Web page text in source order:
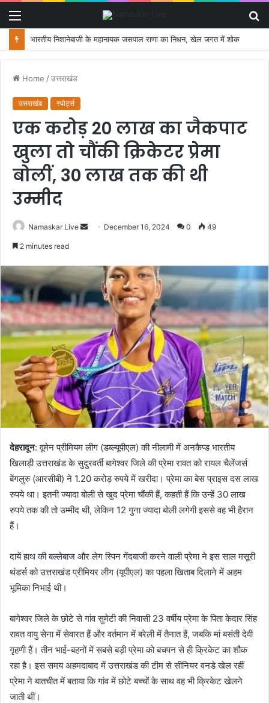
सुभारती विश्वविधालय में ‘बर्ड्स ऑफ उत्तराखंड’ प्रदर्शनी बनी आकर्षण का केंद्र, छात्रों को मिला मार्गदर्शन
Home /उत्तराखंड
उत्तराखंड स्पोर्ट्स
एक करोड़ 20 लाख का जैकपाट
खुला तो चौंकी क्रिकेटर प्रेमा
बोलीं, 30 लाख तक की थी
उम्मीद
Namaskar Live
a
e
m
a
i
l
December 16, 2024 0 49
2 minutes read
देहरादून: वूमेन प्रीमियम लीग (डब्ल्यूपीएल) की नीलामी में अनकैप्ड भारतीय
खिलाड़ी उत्तराखंड के सुदुरवर्ती बागेश्वर जिले की प्रेमा रावत को रायल चैलेंजर्स
बेंगलुरु (आरसीबी) ने 1.20 करोड़ रुपये में खरीदा। प्रेमा का बेस प्राइस दस लाख
रुपये था। इतनी ज्यादा बोली से खुद प्रेमा चौंकी हैं, कहती हैं कि उन्हें 30 लाख
रुपये तक की तो उम्मीद थी, लेकिन 12 गुना ज्यादा बोली लगेगी इससे वह भी हैरान
हैं।
दायें हाथ की बल्लेबाज और लेग स्पिन गेंदबाजी करने वाली प्रेमा ने इस साल मसूरी
थंडर्स को उत्तराखंड प्रीमियर लीग (यूपीएल) का पहला खिताब दिलाने में अहम
भूमिका निभाई थी।
बागेश्वर जिले के छोटे से गांव सुमेटी की निवासी 23 वर्षीय प्रेमा के पिता केदार सिंह
रावत वायु सेना में सेवारत हैं और वर्तमान में बरेली में तैनात हैं, जबकि मां बसंती देवी
गृहणी हैं। तीन भाई-बहनों में सबसे बड़ी प्रेमा को बचपन से ही क्रिकेट का शौक
रहा है। इस समय अहमदाबाद में उत्तराखंड की टीम से सीनियर वनडे खेल रहीं
प्रेमा ने बातचीत में बताया कि गांव में छोटे बच्चों के साथ वह भी क्रिकेट खेलने
जाती थीं।